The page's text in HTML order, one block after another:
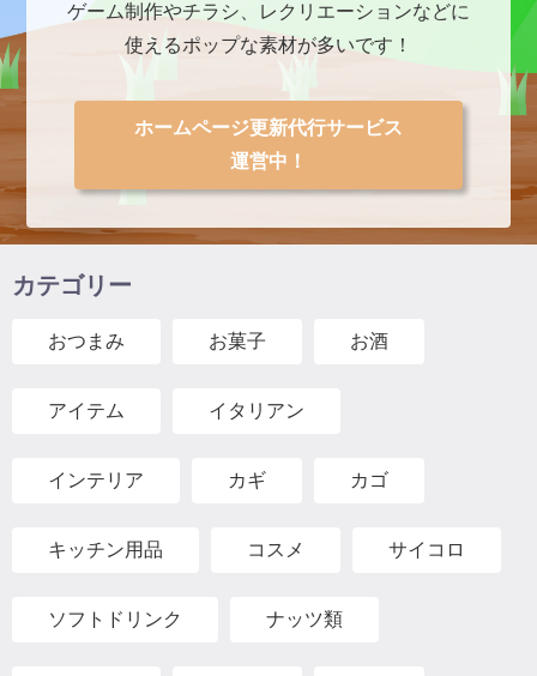
ゲーム制作やチラシ、レクリエーションなどに
使えるポップな素材が多いです！
ホームページ更新代行サービス
運営中！
カテゴリー
おつまみ お菓子 お酒
アイテム イタリアン
インテリア カギ カゴ
キッチン用品 コスメ サイコロ
ソフトドリンク ナッツ類